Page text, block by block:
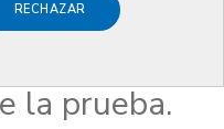
RECHAZAR
30 de
a les
la prueba.